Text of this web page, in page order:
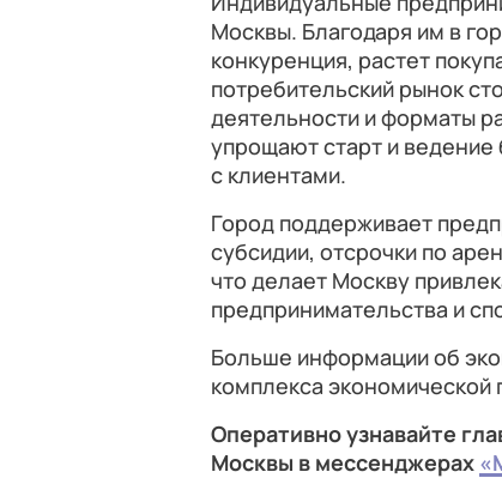
Москвы. Благодаря им в
конкуренция, растет
потребительский рынок
деятельности и форматы
упрощают старт и
с клиентами.
Город поддерживает
субсидии, отсрочки по
что делает Москву
предпринимательства и
Больше информации об
комплекса экономической
Оперативно узнавайте
Москвы в мессенджерах